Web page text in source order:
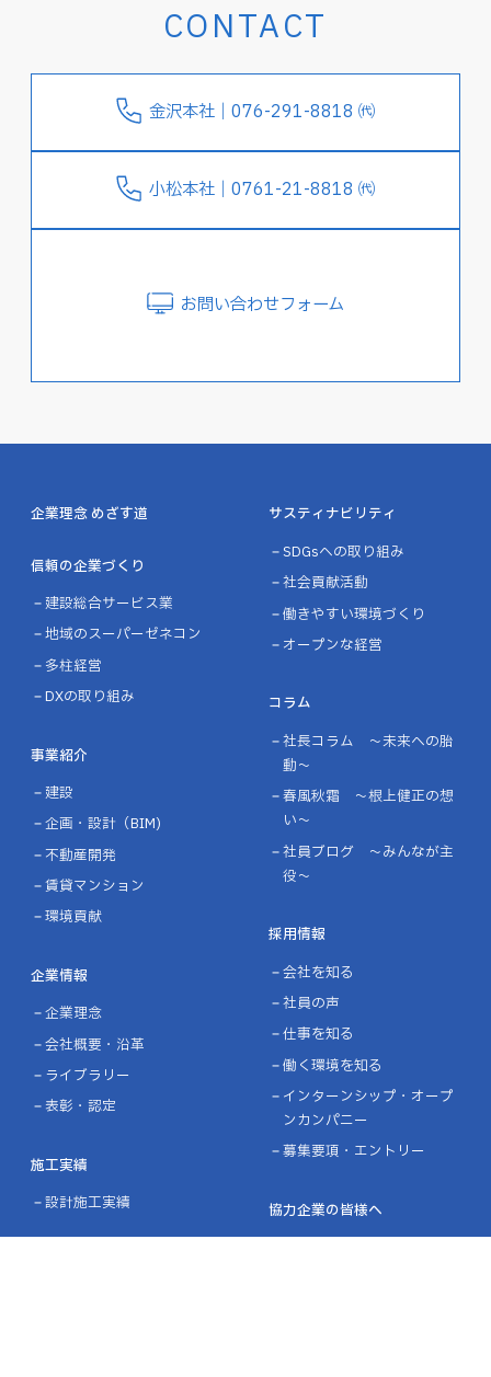
CONTACT
金沢本社｜076-291-8818 ㈹
小松本社｜0761-21-8818 ㈹
お問い合わせフォーム
企業理念 めざす道
信頼の企業づくり
建設総合サービス業
地域のスーパーゼネコン
多柱経営
DXの取り組み
事業紹介
建設
企画・設計（BIM)
不動産開発
賃貸マンション
環境貢献
企業情報
企業理念
会社概要・沿革
ライブラリー
表彰・認定
施工実績
設計施工実績
サスティナビリティ
SDGsへの取り組み
社会貢献活動
働きやすい環境づくり
オープンな経営
コラム
社長コラム ～未来への胎
動～
春風秋霜 ～根上健正の想
い～
社員ブログ ～みんなが主
役～
採用情報
会社を知る
社員の声
仕事を知る
働く環境を知る
インターンシップ・オープ
ンカンパニー
募集要項・エントリー
協力企業の皆様へ